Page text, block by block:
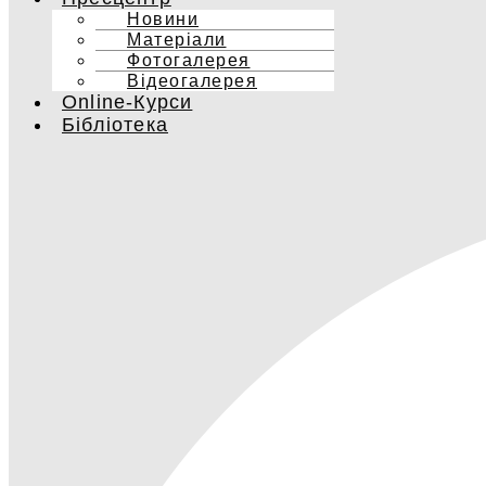
Новини
Матеріали
Фотогалерея
Відеогалерея
Online-Курси
Бібліотека